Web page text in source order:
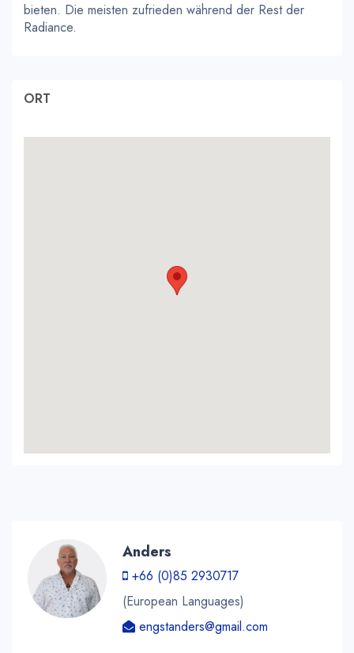
bieten. Die meisten zufrieden während der Rest der
Radiance.
ORT
Anders
+66 (0)85 2930717
(European Languages)
engstanders@gmail.com